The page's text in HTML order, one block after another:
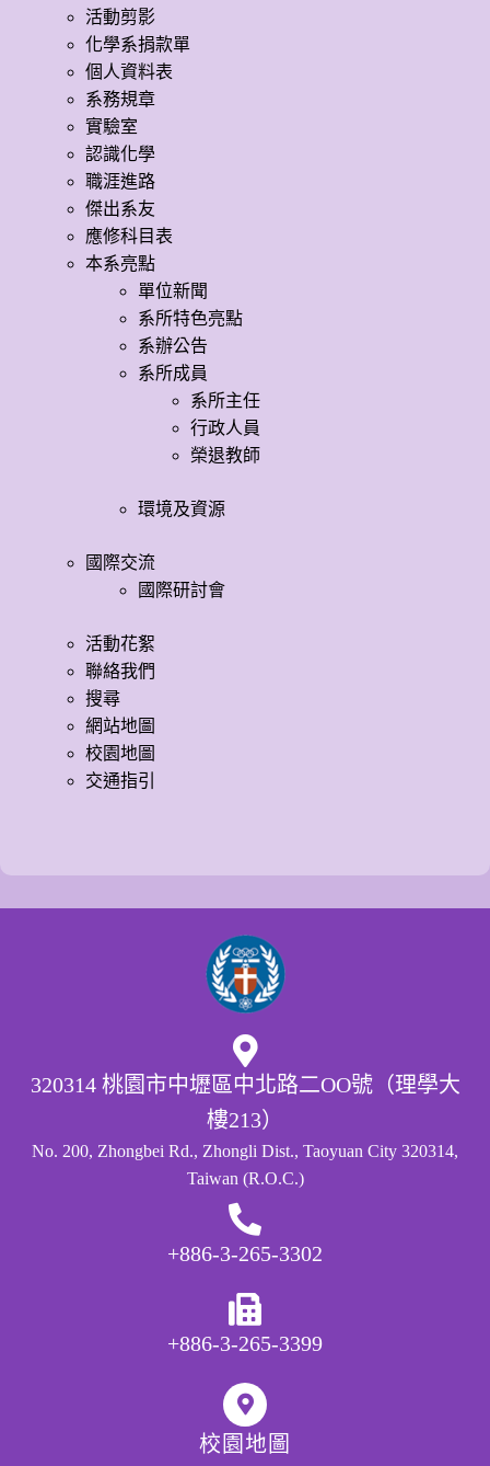
活動剪影
化學系捐款單
個人資料表
系務規章
實驗室
認識化學
職涯進路
傑出系友
應修科目表
本系亮點
單位新聞
系所特色亮點
系辦公告
系所成員
系所主任
行政人員
榮退教師
環境及資源
國際交流
國際研討會
活動花絮
聯絡我們
搜尋
網站地圖
校園地圖
交通指引
320314 桃園市中壢區中北路二OO號（理學大
樓213）
No. 200, Zhongbei Rd., Zhongli Dist., Taoyuan City 320314,
Taiwan (R.O.C.)
+886-3-265-3302
+886-3-265-3399
校園地圖